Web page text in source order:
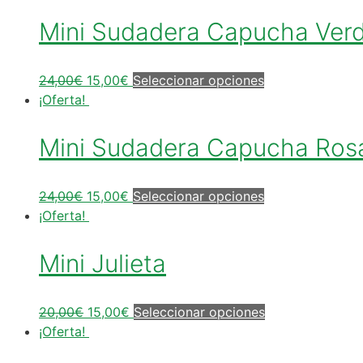
Mini Sudadera Capucha
24,00€ 15,00€ Seleccionar opciones
¡Oferta!
Mini Sudadera Capucha
24,00€ 15,00€ Seleccionar opciones
¡Oferta!
Mini Julieta
20,00€ 15,00€ Seleccionar opciones
¡Oferta!